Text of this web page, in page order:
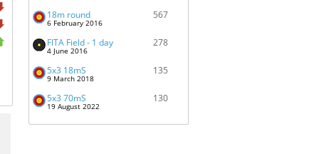
18m round
6 February 2016
567
FITA Field - 1 day
4 June 2016
278
5x3 18mS
9 March 2018
135
5x3 70mS
19 August 2022
130